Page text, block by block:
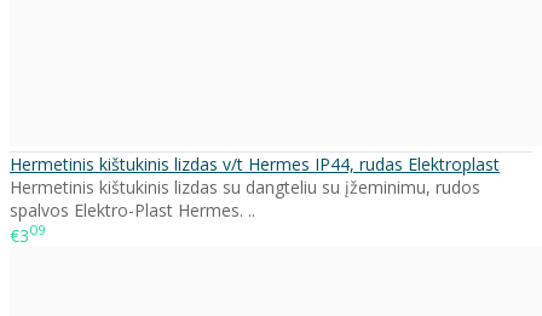
Hermetinis kištukinis lizdas v/t Hermes IP44, rudas Elektroplast
Hermetinis kištukinis lizdas su dangteliu su įžeminimu, rudos
spalvos Elektro-Plast Hermes. ..
€309